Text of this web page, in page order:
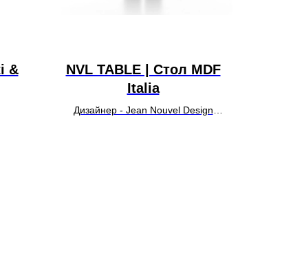
&
NVL TABLE | Стол MDF
Italia
Дизайнер - Jean Nouvel Design